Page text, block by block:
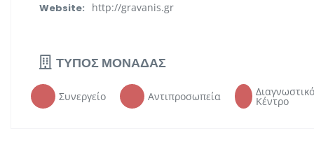
Website:
http://gravanis.gr
ΤΥΠΟΣ ΜΟΝΑΔΑΣ
Συνεργείο Αντιπροσωπεία Διαγνωστικό
Κέντρο